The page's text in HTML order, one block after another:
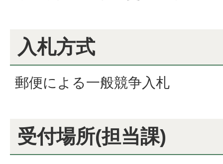
入札方式
郵便による一般競争入札
受付場所(担当課)